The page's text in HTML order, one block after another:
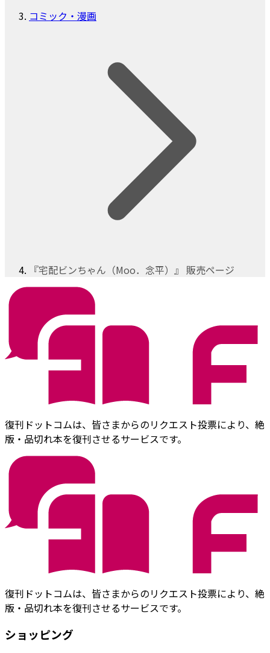
コミック・漫画
『宅配ビンちゃん（Moo．念平）』 販売ページ
復刊ドットコムは、皆さまからのリクエスト投票により、絶
版・品切れ本を復刊させるサービスです。
復刊ドットコムは、皆さまからのリクエスト投票により、絶
版・品切れ本を復刊させるサービスです。
ショッピング